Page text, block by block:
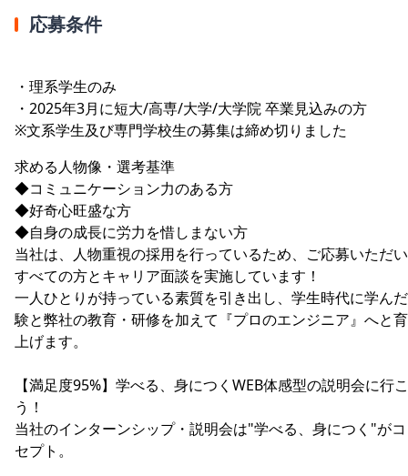
応募条件
・理系学生のみ
・2025年3月に短大/高専/大学/大学院 卒業見込みの方
※文系学生及び専門学校生の募集は締め切りました
求める人物像・選考基準
◆コミュニケーション力のある方
◆好奇心旺盛な方
◆自身の成長に労力を惜しまない方
当社は、人物重視の採用を行っているため、ご応募いただ
すべての方とキャリア面談を実施しています！
一人ひとりが持っている素質を引き出し、学生時代に学ん
験と弊社の教育・研修を加えて『プロのエンジニア』へと
上げます。
【満足度95%】学べる、身につくWEB体感型の説明会に行こ
う！
当社のインターンシップ・説明会は"学べる、身につく"が
セプト。